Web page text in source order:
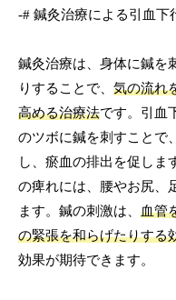
-# 鍼灸治療による引血下
鍼灸治療は、身体に鍼を
りすることで、気の流れ
高める治療法です。引血
のツボに鍼を刺すことで
し、瘀血の排出を促しま
の痺れには、腰やお尻、
ます。鍼の刺激は、血管
の緊張を和らげたりする
効果が期待できます。